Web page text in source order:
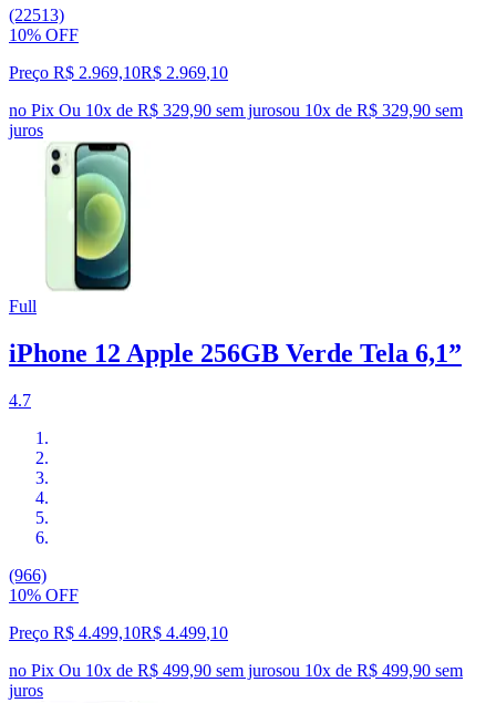
(22513)
10% OFF
Preço R$ 2.969,10R$ 2.969,10
no Pix Ou 10x de R$ 329,90 sem jurosou 10x de R$ 329,90 sem
juros
Full
iPhone 12 Apple 256GB Verde Tela 6,1”
4.7
(966)
10% OFF
Preço R$ 4.499,10R$ 4.499,10
no Pix Ou 10x de R$ 499,90 sem jurosou 10x de R$ 499,90 sem
juros